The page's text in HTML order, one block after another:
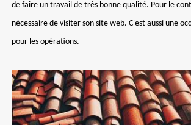
de faire un travail de très bonne qualité. Pour le
nécessaire de visiter son site web. C'est aussi une
pour les opérations.